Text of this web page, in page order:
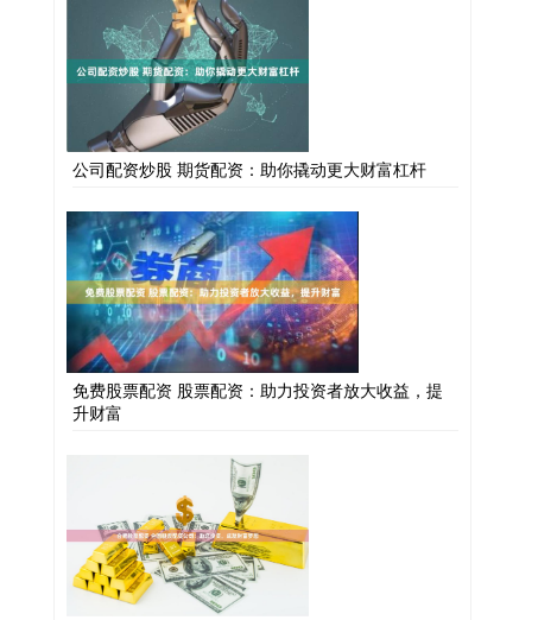
公司配资炒股 期货配资：助你撬动更大财富杠杆
免费股票配资 股票配资：助力投资者放大收益，提
升财富